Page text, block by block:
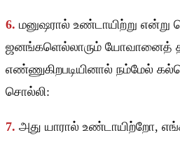
6. மனுஷரால் உண்டாயிற்று
ஜனங்களெல்லாரும் யோவானைத்
எண்ணுகிறபடியினால் நம்மேல்
சொல்லி:
7. அது யாரால் உண்டாயிற்றோ,